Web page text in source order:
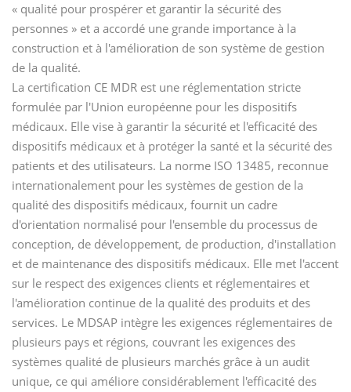
« qualité pour prospérer et garantir la sécurité des
personnes » et a accordé une grande importance à la
construction et à l'amélioration de son système de gestion
de la qualité.
La certification CE MDR est une réglementation stricte
formulée par l'Union européenne pour les dispositifs
médicaux. Elle vise à garantir la sécurité et l'efficacité des
dispositifs médicaux et à protéger la santé et la sécurité des
patients et des utilisateurs. La norme ISO 13485, reconnue
internationalement pour les systèmes de gestion de la
qualité des dispositifs médicaux, fournit un cadre
d'orientation normalisé pour l'ensemble du processus de
conception, de développement, de production, d'installation
et de maintenance des dispositifs médicaux. Elle met l'accent
sur le respect des exigences clients et réglementaires et
l'amélioration continue de la qualité des produits et des
services. Le MDSAP intègre les exigences réglementaires de
plusieurs pays et régions, couvrant les exigences des
systèmes qualité de plusieurs marchés grâce à un audit
unique, ce qui améliore considérablement l'efficacité des